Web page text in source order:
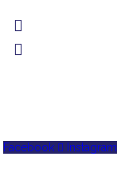
Facebook Instagram